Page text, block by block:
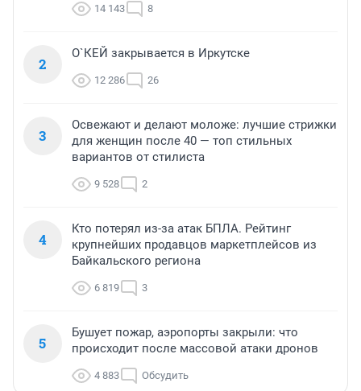
14 143 8
2
О`КЕЙ закрывается в Иркутске
12 286 26
3
Освежают и делают моложе: лучшие стрижки
для женщин после 40 — топ стильных
вариантов от стилиста
9 528 2
4
Кто потерял из-за атак БПЛА. Рейтинг
крупнейших продавцов маркетплейсов из
Байкальского региона
6 819 3
5
Бушует пожар, аэропорты закрыли: что
происходит после массовой атаки дронов
4 883 Обсудить